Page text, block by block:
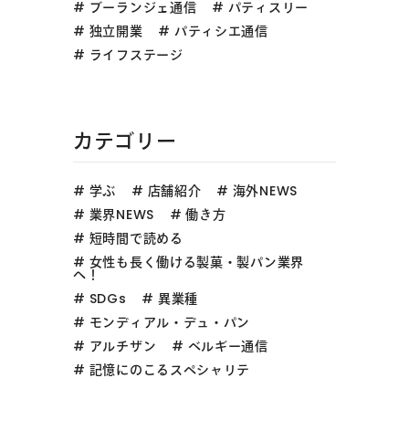
ブーランジェ通信
パティスリー
独立開業
パティシエ通信
ライフステージ
カテゴリー
学ぶ 店舗紹介
海外NEWS
業界NEWS
働き方
短時間で読める
女性も長く働ける製菓・製パン業界
へ！
SDGs
異業種
モンディアル・デュ・パン
アルチザン
ベルギー通信
記憶にのこるスペシャリテ